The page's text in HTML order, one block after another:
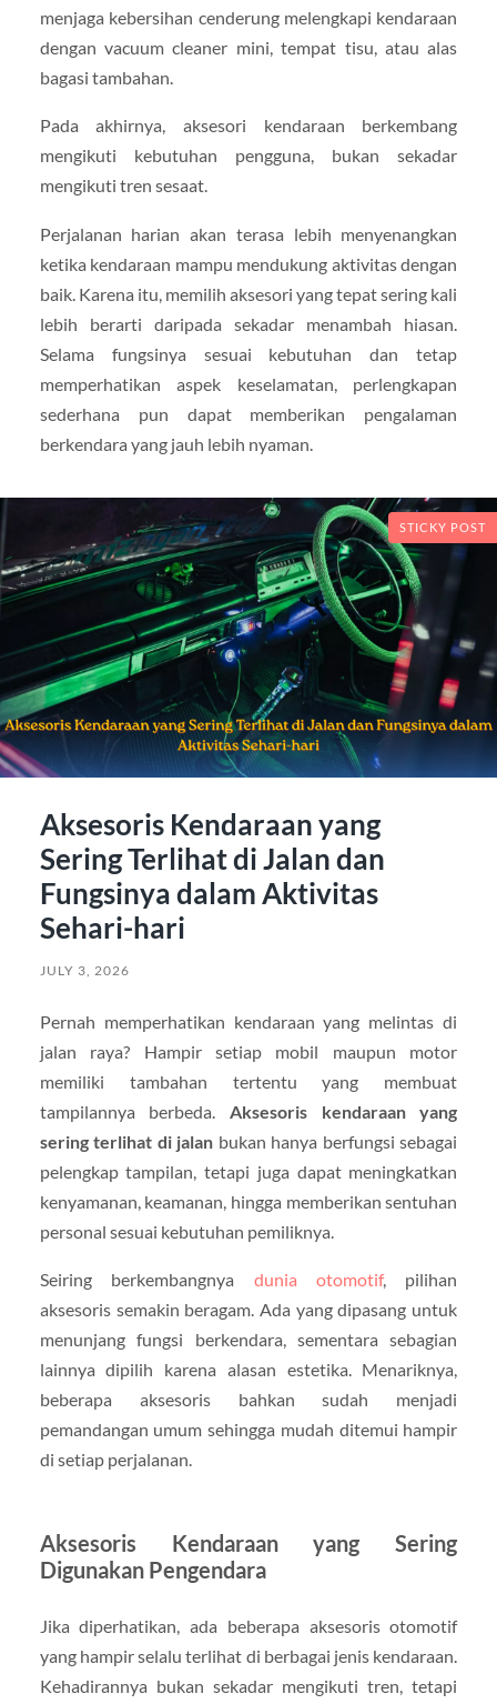
menjaga kebersihan cenderung melengkapi kendaraan
dengan vacuum cleaner mini, tempat tisu, atau alas
bagasi tambahan.
Pada akhirnya, aksesori kendaraan berkembang
mengikuti kebutuhan pengguna, bukan sekadar
mengikuti tren sesaat.
Perjalanan harian akan terasa lebih menyenangkan
ketika kendaraan mampu mendukung aktivitas dengan
baik. Karena itu, memilih aksesori yang tepat sering kali
lebih berarti daripada sekadar menambah hiasan.
Selama fungsinya sesuai kebutuhan dan tetap
memperhatikan aspek keselamatan, perlengkapan
sederhana pun dapat memberikan pengalaman
berkendara yang jauh lebih nyaman.
STICKY POST
Aksesoris Kendaraan yang
Sering Terlihat di Jalan dan
Fungsinya dalam Aktivitas
Sehari-hari
JULY 3, 2026
Pernah memperhatikan kendaraan yang melintas di
jalan raya? Hampir setiap mobil maupun motor
memiliki tambahan tertentu yang membuat
tampilannya berbeda. Aksesoris kendaraan yang
sering terlihat di jalan bukan hanya berfungsi sebagai
pelengkap tampilan, tetapi juga dapat meningkatkan
kenyamanan, keamanan, hingga memberikan sentuhan
personal sesuai kebutuhan pemiliknya.
Seiring berkembangnya dunia otomotif, pilihan
aksesoris semakin beragam. Ada yang dipasang untuk
menunjang fungsi berkendara, sementara sebagian
lainnya dipilih karena alasan estetika. Menariknya,
beberapa aksesoris bahkan sudah menjadi
pemandangan umum sehingga mudah ditemui hampir
di setiap perjalanan.
Aksesoris Kendaraan yang Sering
Digunakan Pengendara
Jika diperhatikan, ada beberapa aksesoris otomotif
yang hampir selalu terlihat di berbagai jenis kendaraan.
Kehadirannya bukan sekadar mengikuti tren, tetapi